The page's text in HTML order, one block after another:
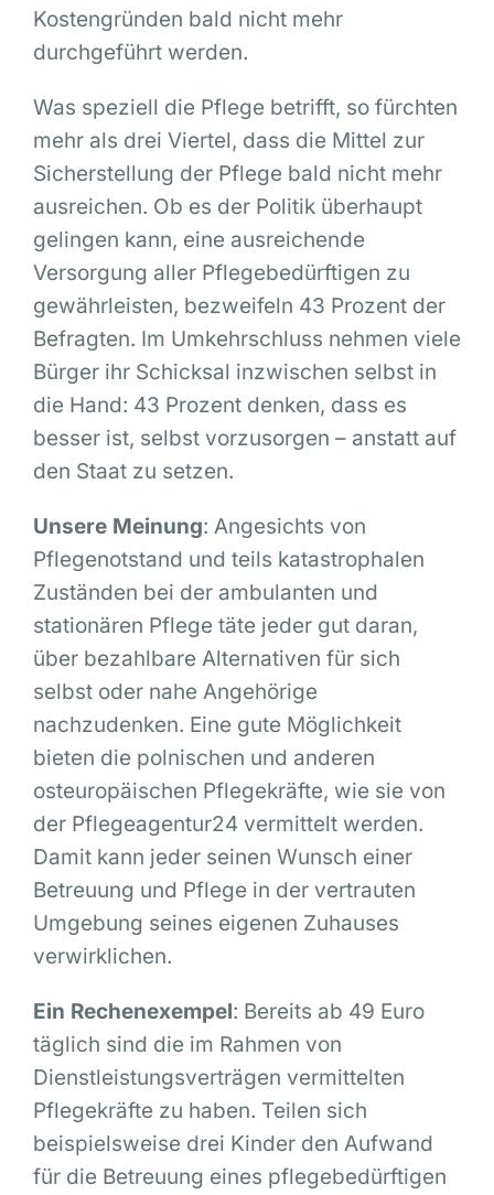
Kostengründen bald nicht mehr
durchgeführt werden.
Was speziell die Pflege betrifft, so fürchten
mehr als drei Viertel, dass die Mittel zur
Sicherstellung der Pflege bald nicht mehr
ausreichen. Ob es der Politik überhaupt
gelingen kann, eine ausreichende
Versorgung aller Pflegebedürftigen zu
gewährleisten, bezweifeln 43 Prozent der
Befragten. Im Umkehrschluss nehmen viele
Bürger ihr Schicksal inzwischen selbst in
die Hand: 43 Prozent denken, dass es
besser ist, selbst vorzusorgen – anstatt auf
den Staat zu setzen.
Unsere Meinung: Angesichts von
Pflegenotstand und teils katastrophalen
Zuständen bei der ambulanten und
stationären Pflege täte jeder gut daran,
über bezahlbare Alternativen für sich
selbst oder nahe Angehörige
nachzudenken. Eine gute Möglichkeit
bieten die polnischen und anderen
osteuropäischen Pflegekräfte, wie sie von
der Pflegeagentur24 vermittelt werden.
Damit kann jeder seinen Wunsch einer
Betreuung und Pflege in der vertrauten
Umgebung seines eigenen Zuhauses
verwirklichen.
Ein Rechenexempel: Bereits ab 49 Euro
täglich sind die im Rahmen von
Dienstleistungsverträgen vermittelten
Pflegekräfte zu haben. Teilen sich
beispielsweise drei Kinder den Aufwand
für die Betreuung eines pflegebedürftigen